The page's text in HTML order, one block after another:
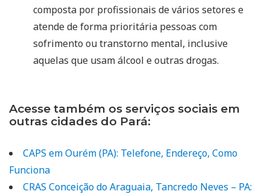
composta por profissionais de vários setores e
atende de forma prioritária pessoas com
sofrimento ou transtorno mental, inclusive
aquelas que usam álcool e outras drogas.
Acesse também os serviços sociais em
outras cidades do Pará:
CAPS em Ourém (PA): Telefone, Endereço, Como
Funciona
CRAS Conceição do Araguaia, Tancredo Neves – PA: